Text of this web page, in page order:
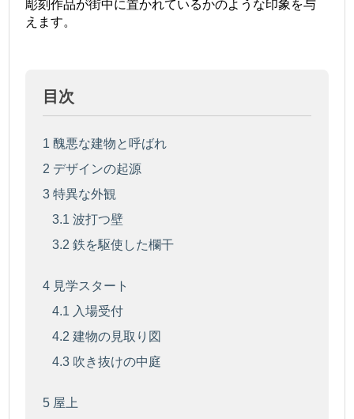
彫刻作品が街中に置かれているかのような印象を与
えます。
目次
1 醜悪な建物と呼ばれ
2 デザインの起源
3 特異な外観
3.1 波打つ壁
3.2 鉄を駆使した欄干
4 見学スタート
4.1 入場受付
4.2 建物の見取り図
4.3 吹き抜けの中庭
5 屋上